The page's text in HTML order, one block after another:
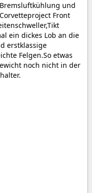
und
Front
ein dickes Lob an die
erstklassige
Felgen.So etwas
noch nicht in der